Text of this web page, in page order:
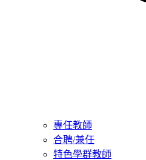
專任教師
合聘/兼任
特色學群教師